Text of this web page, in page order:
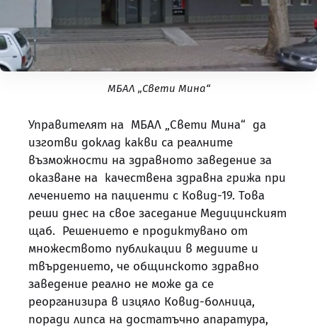
МБАЛ „Свети Мина“
Управителят на МБАЛ „Свети Мина“ да
изготви доклад какви са реалните
възможности на здравното заведение за
оказване на качествена здравна грижа при
лечението на пациенти с Ковид-19. Това
реши днес на свое заседание Медицинският
щаб. Решението е продиктувано от
множеството публикации в медиите и
твърдението, че общинското здравно
заведение реално не може да се
реорганизира в изцяло Ковид-болница,
поради липса на достатъчно апаратура,